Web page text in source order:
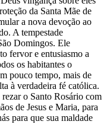
da Santa Mãe de
a nova devoção ao
A tempestade
Domingos. Ele
fervor e entusiasmo a
os habitantes o
pouco tempo, mais de
à verdadeira fé católica.
o Santo Rosário com
de Jesus e Maria, para
para que sua maldade